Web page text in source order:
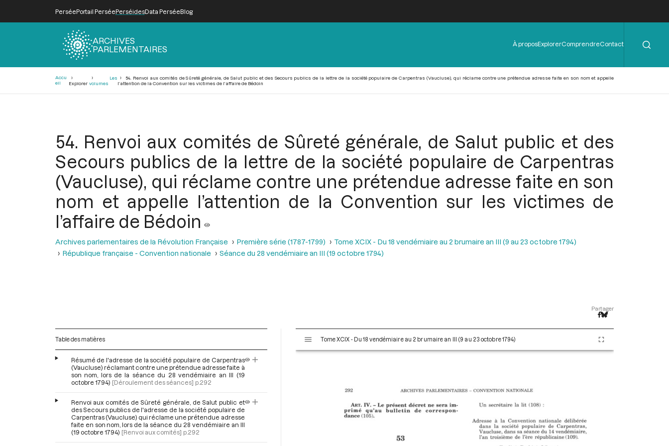
PerséePortail PerséePerséidesData PerséeBlog
ARCHIVES
PARLEMENTAIRES
Menu
de
À proposExplorerComprendreContact
Accu
eil
Explorer
Les
volumes
54. Renvoi aux comités de Sûreté générale, de Salut public et des Secours publics de la lettre de la société populaire de Carpentras (Vaucluse), qui réclame contre une prétendue adresse faite en son nom et appelle
l’attention de la Convention sur les victimes de l’affaire de Bédoin
54. Renvoi aux comités de Sûreté générale, de Salut public et des
Secours publics de la lettre de la société populaire de Carpentras
(Vaucluse), qui réclame contre une prétendue adresse faite en son
nom et appelle l’attention de la Convention sur les victimes de
l’affaire de Bédoin
Archives parlementaires de la Révolution Française Première série (1787-1799)
Tome XCIX - Du 18 vendémiaire au 2 brumaire an III (9 au 23 octobre 1794)
République française - Convention nationale
Séance du 28 vendémiaire an III (19 octobre 1794)
Partager
Table des matières
Résumé de l'adresse de la société populaire de Carpentras
(Vaucluse) réclamant contre une prétendue adresse faite à
son nom, lors de la séance du 28 vendémiaire an III (19
octobre 1794) [Déroulement des séances] p.292
Renvoi aux comités de Sûreté générale, de Salut public et
des Secours publics de l'adresse de la société populaire de
Carpentras (Vaucluse) qui réclame une prétendue adresse
faite en son nom, lors de la séance du 28 vendémiaire an III
(19 octobre 1794) [Renvoi aux comités] p.292
s
Tome XCIX - Du 18 vendémiaire au 2 brumaire an III (9 au 23 octobre 1794)